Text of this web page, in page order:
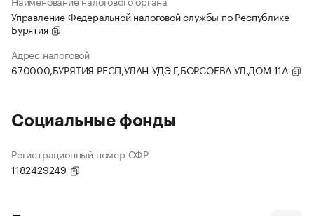
Управление Федеральной налоговой службы по Республике
Бурятия
Адрес налоговой
670000,БУРЯТИЯ РЕСП,УЛАН-УДЭ Г,БОРСОЕВА УЛ,ДОМ 11А
Социальные фонды
Регистрационный номер СФР
1182429249